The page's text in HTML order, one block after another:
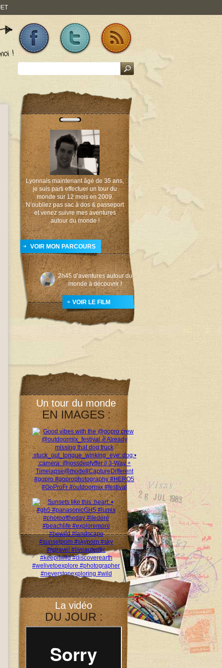
Lyonnais maintenant âgé de 35 ans,
je suis parti effectuer un tour du
monde sur 12 mois en 2009.
N’oubliez pas sac à dos & passeport
et venez suivre mes aventures
autour du monde !
VOIR MON PARCOURS
2h45 d’aventures autour du
monde à découvrir !
VOIR LE FILM
Un tour du monde
EN IMAGES :
La vidéo
DU JOUR :